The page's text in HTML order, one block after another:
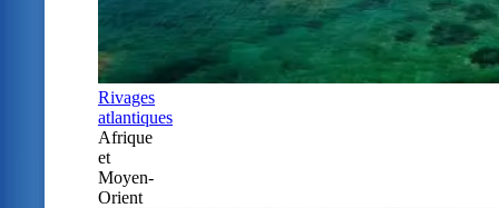
Rivages
atlantiques
Afrique
et
Moyen-
Orient